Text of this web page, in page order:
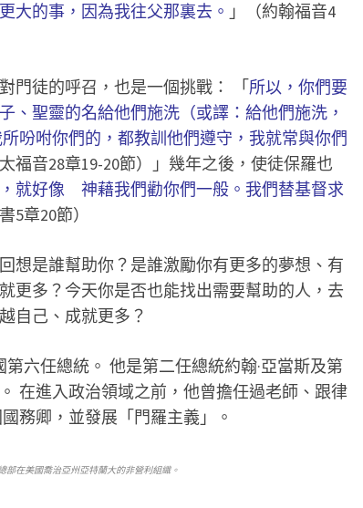
大的事，因為我往父那裏去。 」（約翰福音4
門徒的呼召，也是一個挑戰： 「所以，你們要
、聖靈的名給他們施洗（或譯：給他們施洗，
吩咐你們的，都教訓他們遵守，我就常與你們
福音28章19-20節）」幾年之後，使徒保羅也
就好像 神藉我們勸你們一般。我們替基督求
5章20節）
想是誰幫助你？是誰激勵你有更多的夢想、有
更多？今天你是否也能找出需要幫助的人，去
自己、成就更多？
六任總統。 他是第二任總統約翰·亞當斯及第
在進入政治領域之前，他曾擔任過老師、跟律
務卿，並發展「門羅主義」。
在美國喬治亞州亞特蘭大的非營利組織。